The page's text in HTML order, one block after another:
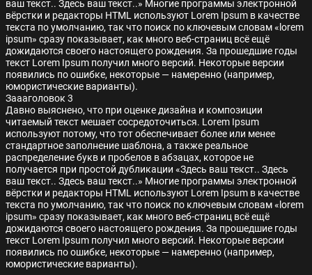
ваш текст.. Здесь ваш текст..» Многие программы электронной
вёрстки и редакторы HTML используют Lorem Ipsum в качестве
текста по умолчанию, так что поиск по ключевым словам «lorem
ipsum» сразу показывает, как много веб-страниц всё ещё
дожидаются своего настоящего рождения. За прошедшие годы
текст Lorem Ipsum получил много версий. Некоторые версии
появились по ошибке, некоторые — намеренно (например,
юмористические варианты).
Заааголовок 3
Давно выяснено, что при оценке дизайна и композиции
читаемый текст мешает сосредоточиться. Lorem Ipsum
используют потому, что тот обеспечивает более или менее
стандартное заполнение шаблона, а также реальное
распределение букв и пробелов в абзацах, которое не
получается при простой дубликации «Здесь ваш текст.. Здесь
ваш текст.. Здесь ваш текст..» Многие программы электронной
вёрстки и редакторы HTML используют Lorem Ipsum в качестве
текста по умолчанию, так что поиск по ключевым словам «lorem
ipsum» сразу показывает, как много веб-страниц всё ещё
дожидаются своего настоящего рождения. За прошедшие годы
текст Lorem Ipsum получил много версий. Некоторые версии
появились по ошибке, некоторые — намеренно (например,
юмористические варианты).